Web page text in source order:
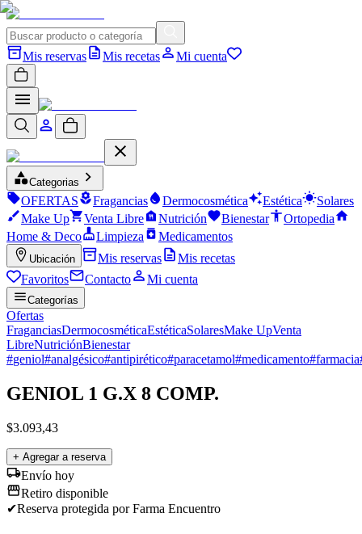
Mis reservas Mis recetas Mi cuenta
Categorias
OFERTAS Fragancias Dermocosmética Estética
Solares
Make Up
Venta Libre Nutrición Bienestar
Ortopedia
Home & Deco
Limpieza Medicamentos
Ubicación Mis reservas
Mis recetas
Favoritos
Contacto Mi cuenta
Categorías
Ofertas
FraganciasDermocosméticaEstéticaSolaresMake UpVenta
LibreNutriciónBienestar
#geniol#analgésico#antipirético#paracetamol#medicamento#farmacia
GENIOL 1 G.X 8 COMP.
$3.093,43
+ Agregar a reserva
Envío hoy
Retiro disponible
✔Reserva protegida por Farma Encuentro